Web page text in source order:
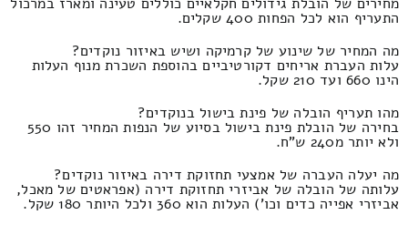
התעריף הוא לכל הפחות 400 שקלים.
מה המחיר של שינוע של קרמיקה ושיש באיזור נוקדים?
עלות העברת אריחים דקורטיביים בהוספת השכרת מנוף העלות
הינו 660 ועד 210 שקל.
מהו תעריף הובלה של פינת בישול בנוקדים?
בחירה של הובלת פינת בישול בסיוע של הנפות המחיר זהו 550
ולא יותר מ240 ש"ח.
מה יעלה העברה של אמצעי תחזוקת דירה באיזור נוקדים?
עלותה של הובלה של אביזרי תחזוקת דירה (אפראטים של מאכל,
אביזרי אפייה כדים וכו') העלות הוא 360 ולכל היותר 180 שקל.